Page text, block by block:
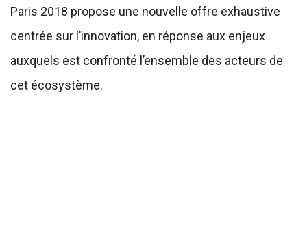
Paris 2018 propose une nouvelle offre exhaustive
centrée sur l’innovation, en réponse aux enjeux
auxquels est confronté l’ensemble des acteurs de
cet écosystème.